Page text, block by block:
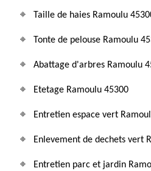
Taille de haies Ramoulu
Tonte de pelouse Ramoulu
Abattage d'arbres Ramoulu
Etetage Ramoulu 45300
Entretien espace vert
Enlevement de dechets vert
Entretien parc et jardin